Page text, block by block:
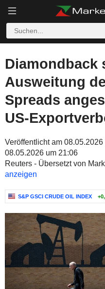
Diamondback
Ausweitung
Spreads
US-
Veröffentlicht am
08.05.2026 um 21:06
Reuters - Übersetzt von
anzeigen
S&P GSCI CRUDE OIL INDEX